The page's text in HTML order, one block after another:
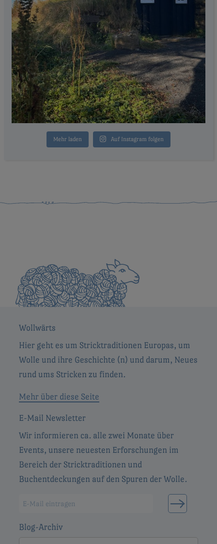
Mehr laden Auf Instagram folgen
Wollwärts
Hier geht es um Stricktraditionen Europas, um
Wolle und ihre Geschichte (n) und darum, Neues
rund ums Stricken zu finden.
Mehr über diese Seite
E-Mail Newsletter
Wir informieren ca. alle zwei Monate über
Events, unsere neuesten Erforschungen im
Bereich der Stricktraditionen und
Buchentdeckungen auf den Spuren der Wolle.
Blog-Archiv